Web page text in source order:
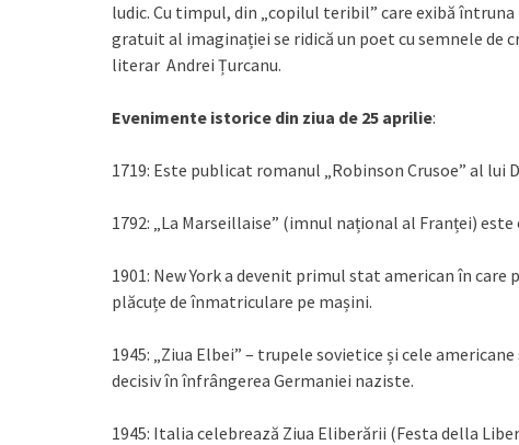
ludic. Cu timpul, din „copilul teribil” care exibă
gratuit al imaginației se ridică un poet cu semnele de
literar Andrei Țurcanu.
Evenimente istorice din ziua de 25 aprilie:
1719: Este publicat romanul „Robinson Crusoe” al lui
1792: „La Marseillaise” (imnul național al Franței)
1901: New York a devenit primul stat american în
plăcuțe de înmatriculare pe mașini.
1945: „Ziua Elbei” – trupele sovietice și cele
decisiv în înfrângerea Germaniei naziste.
1945: Italia celebrează Ziua Eliberării (Festa della